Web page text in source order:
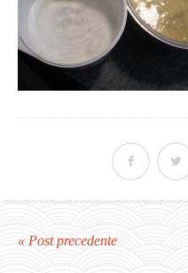
« Post precedente